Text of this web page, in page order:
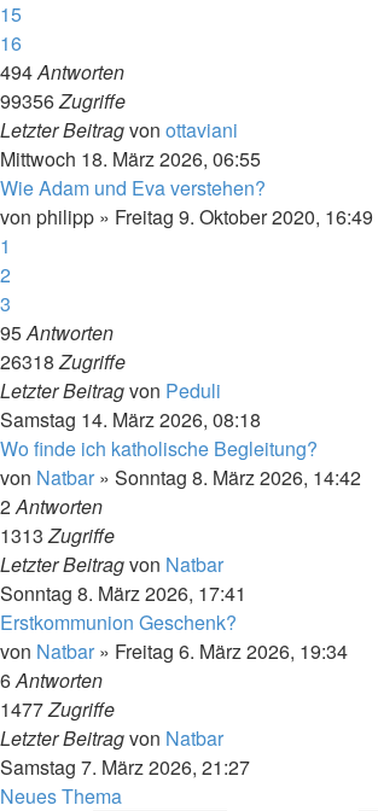
15
16
494Antworten
99356Zugriffe
Letzter Beitragvon ottaviani
Mittwoch 18. März 2026, 06:55
Wie Adam und Eva verstehen?
von philipp » Freitag 9. Oktober 2020, 16:49
1
2
3
95Antworten
26318Zugriffe
Letzter Beitragvon Peduli
Samstag 14. März 2026, 08:18
Wo finde ich katholische Begleitung?
von Natbar » Sonntag 8. März 2026, 14:42
2Antworten
1313Zugriffe
Letzter Beitragvon Natbar
Sonntag 8. März 2026, 17:41
Erstkommunion Geschenk?
von Natbar » Freitag 6. März 2026, 19:34
6Antworten
1477Zugriffe
Letzter Beitragvon Natbar
Samstag 7. März 2026, 21:27
Neues Thema